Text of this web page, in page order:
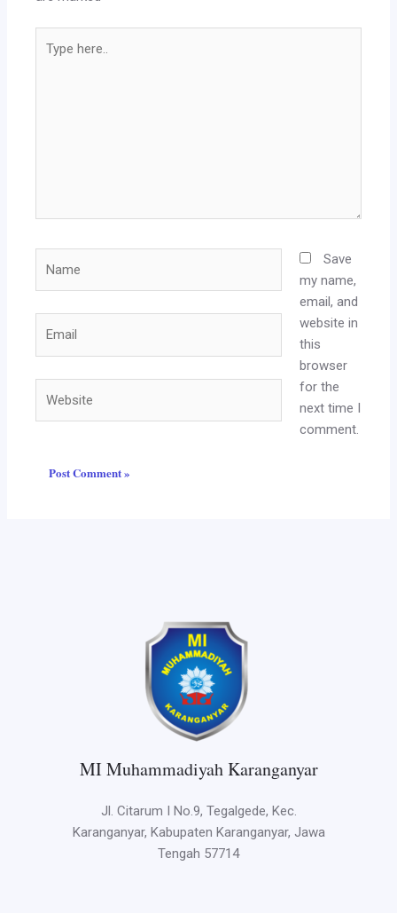
here..
Save
my name,
email, and
website in
this
browser
for the
next time I
comment.
MI Muhammadiyah Karanganyar
Jl. Citarum I No.9, Tegalgede, Kec.
Karanganyar, Kabupaten Karanganyar, Jawa
Tengah 57714